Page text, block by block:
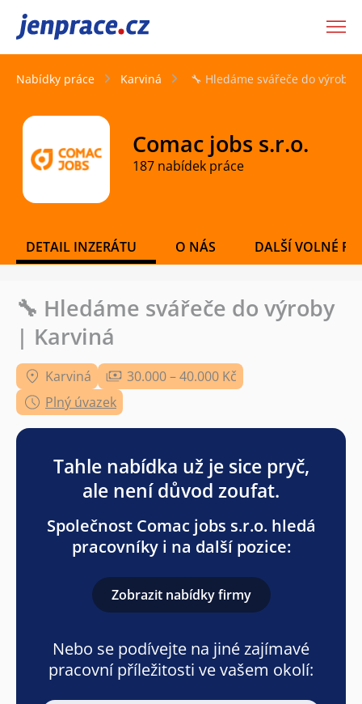
JenPráce.cz
Nabídky práce Karviná 🔧 Hledáme svářeče do výroby
Comac jobs s.r.o.
187 nabídek práce
DETAIL INZERÁTU O NÁS DALŠÍ VOLNÉ
🔧 Hledáme svářeče do výroby
| Karviná
Karviná
30.000 – 40.000 Kč
Plný úvazek
Tahle nabídka už je sice pryč,
ale není důvod zoufat.
Společnost Comac jobs s.r.o. hledá
pracovníky i na další pozice:
Zobrazit nabídky firmy
Nebo se podívejte na jiné zajímavé
pracovní příležitosti ve vašem okolí: